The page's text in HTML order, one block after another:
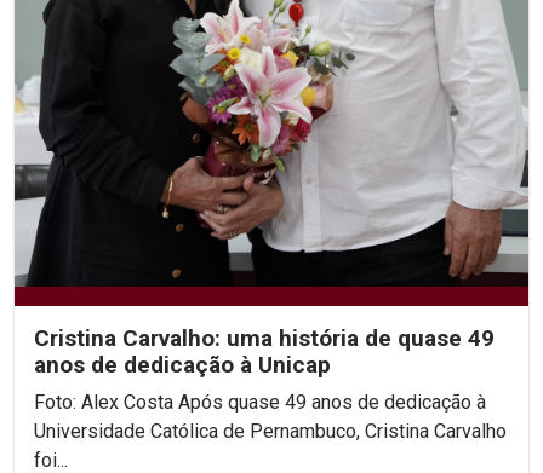
Cristina Carvalho: uma história de quase 49
anos de dedicação à Unicap
Foto: Alex Costa Após quase 49 anos de dedicação à
Universidade Católica de Pernambuco, Cristina Carvalho
foi...